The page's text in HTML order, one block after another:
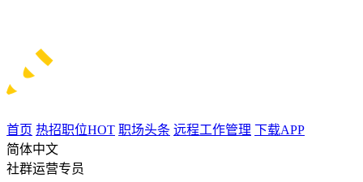
首页 热招职位HOT 职场头条 远程工作管理 下载APP
简体中文
社群运营专员